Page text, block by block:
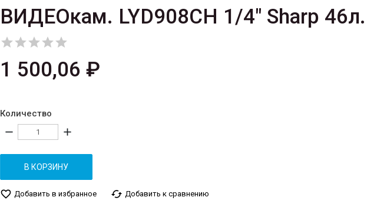
ВИДЕОкам. LYD908СH 1/4" Sharp 46л.

1 500,06 ₽
Количество
remove add
В КОРЗИНУ
favorite_border Добавить в избранное cached Добавить к сравнению